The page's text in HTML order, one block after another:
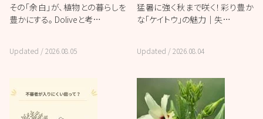
その「余白」が、植物との暮らしを
豊かにする。 Doliveと考…
Updated /2026.08.05
猛暑に強く秋まで咲く！彩り豊か
な「ケイトウ」の魅力｜失…
Updated /2026.08.04